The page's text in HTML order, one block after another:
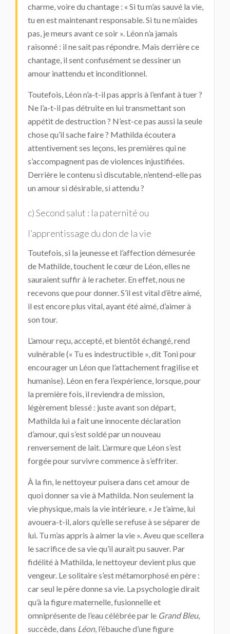
charme, voire du chantage : « Si tu m’as sauvé la vie,
tu en est maintenant responsable. Si tu ne m’aides
pas, je meurs avant ce soir ». Léon n’a jamais
raisonné : il ne sait pas répondre. Mais derrière ce
chantage, il sent confusément se dessiner un
amour inattendu et inconditionnel.
Toutefois, Léon n’a-t-il pas appris à l’enfant à tuer ?
Ne l’a-t-il pas détruite en lui transmettant son
appétit de destruction ? N’est-ce pas aussi la seule
chose qu’il sache faire ? Mathilda écoutera
attentivement ses leçons, les premières qui ne
s’accompagnent pas de violences injustifiées.
Derrière le contenu si discutable, n’entend-elle pas
un amour si désirable, si attendu ?
c) Second salut : la paternité ou
l’apprentissage du don de la vie
Toutefois, si la jeunesse et l’affection démesurée
de Mathilde, touchent le cœur de Léon, elles ne
sauraient suffir à le racheter. En effet, nous ne
recevons que pour donner. S’il est vital d’être aimé,
il est encore plus vital, ayant été aimé, d’aimer à
son tour.
L’amour reçu, accepté, et bientôt échangé, rend
vulnérable (« Tu es indestructible », dit Toni pour
encourager un Léon que l’attachement fragilise et
humanise). Léon en fera l’expérience, lorsque, pour
la première fois, il reviendra de mission,
légèrement blessé : juste avant son départ,
Mathilda lui a fait une innocente déclaration
d’amour, qui s’est soldé par un nouveau
renversement de lait. L’armure que Léon s’est
forgée pour survivre commence à s’effriter.
À la fin, le nettoyeur puisera dans cet amour de
quoi donner sa vie à Mathilda. Non seulement la
vie physique, mais la vie intérieure. « Je t’aime, lui
avouera-t-il, alors qu’elle se refuse à se séparer de
lui. Tu m’as appris à aimer la vie ». Aveu que scellera
le sacrifice de sa vie qu’il aurait pu sauver. Par
fidélité à Mathilda, le nettoyeur devient plus que
vengeur. Le solitaire s’est métamorphosé en père :
car seul le père donne sa vie. La psychologie dirait
qu’à la figure maternelle, fusionnelle et
omniprésente de l’eau célébrée par le Grand Bleu,
succède, dans Léon, l’ébauche d’une figure